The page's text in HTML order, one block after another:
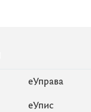
еУправа
eУпис